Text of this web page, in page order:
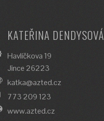
KATEŘINA DENDYSOVÁ
Havlíčkova 19
Jince 26223
katka@azted.cz
773 209 123
www.azted.cz